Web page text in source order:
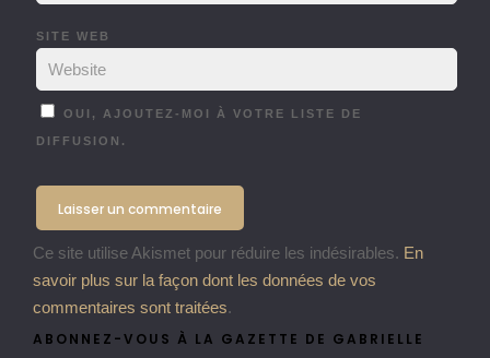
SITE WEB
OUI, AJOUTEZ-MOI À VOTRE LISTE DE
DIFFUSION.
Ce site utilise Akismet pour réduire les indésirables. En
savoir plus sur la façon dont les données de vos
commentaires sont traitées.
ABONNEZ-VOUS À LA GAZETTE DE GABRIELLE